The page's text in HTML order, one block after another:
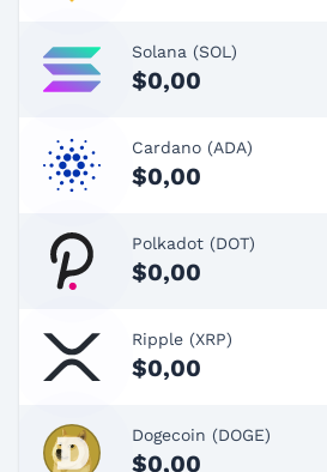
Solana (SOL)
$0,00
Cardano (ADA)
$0,00
Polkadot (DOT)
$0,00
Ripple (XRP)
$0,00
Dogecoin (DOGE)
$0,00